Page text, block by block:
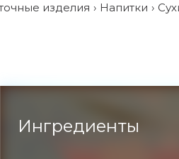
изделия Напитки
Ингредиенты